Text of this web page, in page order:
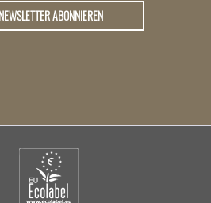
NEWSLETTER ABONNIEREN